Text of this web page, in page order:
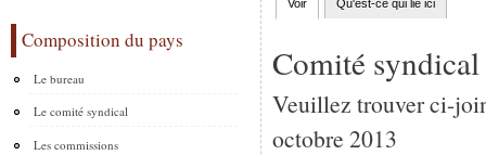
Composition du pays
Le bureau
Le comité syndical
Les commissions
Onglets principaux
Voir (onglet actif)
Qu'est-ce qui lie ici
Comité
Veuillez trouver ci-
octobre 2013